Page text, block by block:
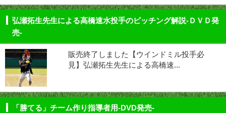
弘瀬拓生先生による高橋速水投手のピッチング解説-ＤＶＤ発
売-
販売終了しました【ウインドミル投手必
見】弘瀬拓生先生による高橋速...
「勝てる」チーム作り指導者用-DVD発売-